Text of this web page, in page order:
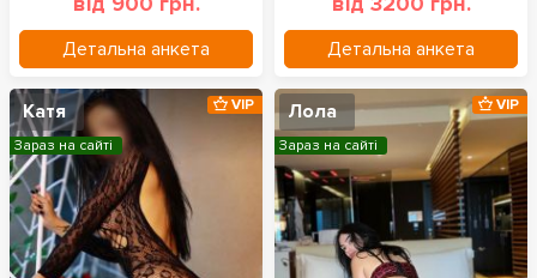
Детальна анкета Детальна анкета
Катя VIP
Зараз на сайті
Лола VIP
Зараз на сайті